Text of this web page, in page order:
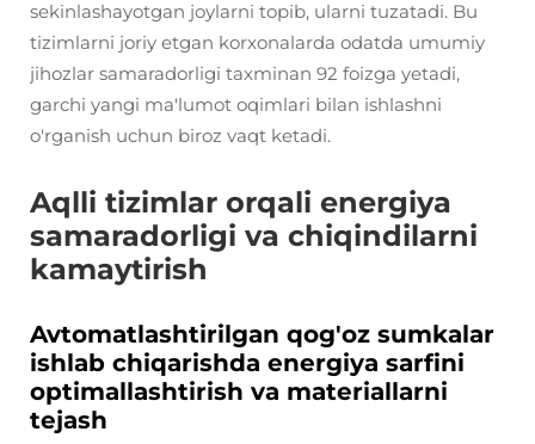
sekinlashayotgan joylarni topib, ularni tuzatadi. Bu
tizimlarni joriy etgan korxonalarda odatda umumiy
jihozlar samaradorligi taxminan 92 foizga yetadi,
garchi yangi ma'lumot oqimlari bilan ishlashni
o'rganish uchun biroz vaqt ketadi.
Aqlli tizimlar orqali energiya
samaradorligi va chiqindilarni
kamaytirish
Avtomatlashtirilgan qog'oz sumkalar
ishlab chiqarishda energiya sarfini
optimallashtirish va materiallarni
tejash